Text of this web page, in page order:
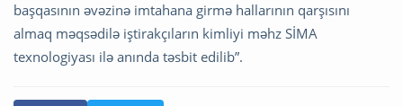
başqasının əvəzinə imtahana girmə hallarının qarşısını
almaq məqsədilə iştirakçıların kimliyi məhz SİMA
texnologiyası ilə anında təsbit edilib”.